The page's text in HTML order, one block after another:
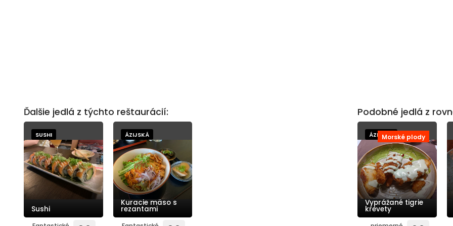
Ďalšie jedlá z týchto reštaurácií:
SUSHI
Sushi
ÁZIJSKÁ
Kuracie mäso s
rezantami
Podobné jedlá z
Morské plody
ÁZIJSKÁ
Vyprážané tigrie
krevety